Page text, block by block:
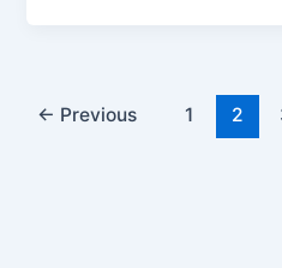
← Previous 1 2